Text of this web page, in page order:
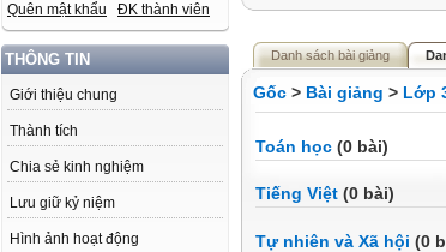
Quên mật khẩu ĐK thành viên
THÔNG TIN
Giới thiệu chung
Thành tích
Chia sẻ kinh nghiệm
Lưu giữ kỷ niệm
Hình ảnh hoạt động
Danh sách bài giảng
Gốc > Bài giảng > Lớp
Toán học (0 bài)
Tiếng Việt (0 bài)
Tự nhiên và Xã hội (0